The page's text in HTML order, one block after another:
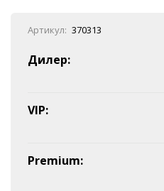
Наличные
Эквайринг
Оплата на P/C
Артикул: 370313
Дилер:
VIP:
Premium: